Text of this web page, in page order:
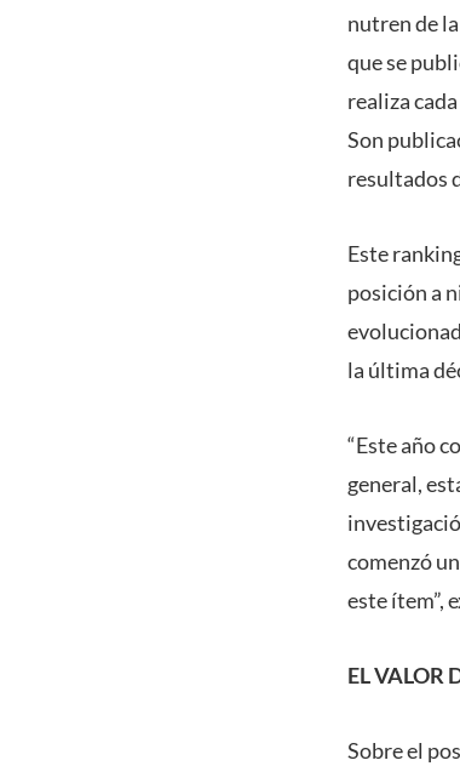
nutren de
que se
realiza
Son
resultados
Este
posición a
la última
“Este año
general,
comenzó
este ítem”,
EL VALOR
Sobre el